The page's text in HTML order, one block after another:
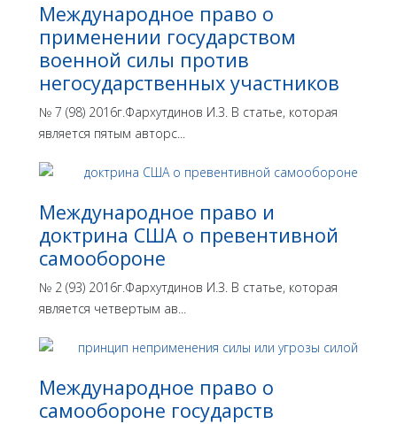
Международное право о
применении государством
военной силы против
негосударственных участников
№ 7 (98) 2016г.Фархутдинов И.З. В статье, которая
является пятым авторс...
Международное право и
доктрина США о превентивной
самообороне
№ 2 (93) 2016г.Фархутдинов И.З. В статье, которая
является четвертым ав...
Международное право о
самообороне государств